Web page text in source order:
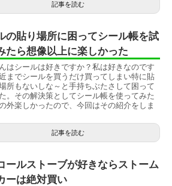
記事を読む
の貼り場所に困ってシール帳を試
たら想像以上に楽しかった
はシールは好きですか？私は好きなのです
までシールを買うだけ買ってしまい特に貼
所もないしな～と手持ちぶたさして困って
。その解決策としてシール帳を使ってみた
外楽しかったので、今回はその紹介をしま
記事を読む
ールストーブが好きならストーム
ーは絶対買い